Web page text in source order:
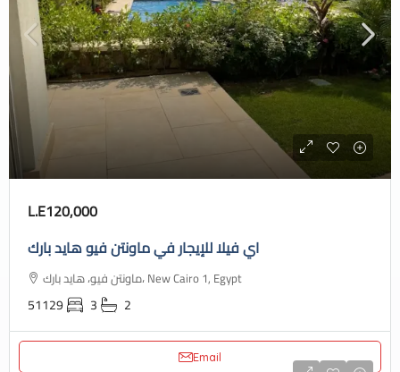
L.E120,000
اي فيلا للإيجار في ماونتن فيو هايد بارك
ماونتن فيو، هايد بارك، New Cairo 1, Egypt
51129 3 2
Email